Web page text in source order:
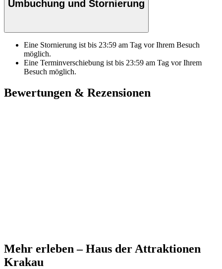
Umbuchung und Stornierung
Eine Stornierung ist bis 23:59 am Tag vor Ihrem Besuch
möglich.
Eine Terminverschiebung ist bis 23:59 am Tag vor Ihrem
Besuch möglich.
Bewertungen & Rezensionen
Mehr erleben – Haus der Attraktionen
Krakau